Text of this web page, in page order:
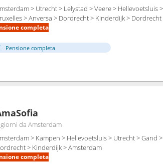
> Utrecht > Lelystad > Veere > Hellevoetsluis
> Anversa > Dordrecht > Kinderdijk >
completa
Pensione completa
da Amsterdam
> Kampen > Hellevoetsluis > Utrecht > Gand
> Kinderdijk > Amsterdam
completa